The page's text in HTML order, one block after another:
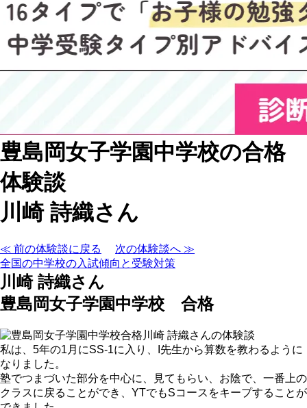
豊島岡女子学園中学校の合格
体験談
川崎 詩織さん
≪ 前の体験談に戻る
次の体験談へ ≫
全国の中学校の入試傾向と受験対策
川崎 詩織さん
豊島岡女子学園中学校 合格
私は、5年の1月にSS-1に入り、I先生から算数を教わるように
なりました。
塾でつまづいた部分を中心に、見てもらい、お陰で、一番上の
クラスに戻ることができ、YTでもSコースをキープすることが